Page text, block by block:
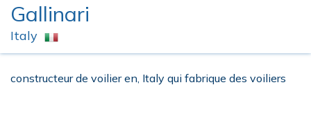
Gallinari
Italy
constructeur de voilier en, Italy qui fabrique des voiliers